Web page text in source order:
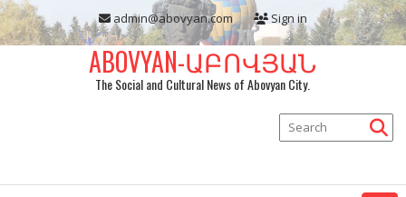
Skip
to
content
admin@abovyan.com Sign in
ABOVYAN-ԱԲՈՎՅԱՆ
The Social and Cultural News of Abovyan City.